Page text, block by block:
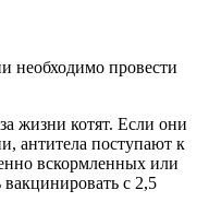
необходимо провести
жизни котят. Если они
антитела поступают к
вскормленных или
вакцинировать с 2,5